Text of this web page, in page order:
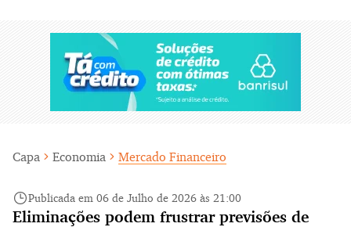
Capa Economia Mercado Financeiro
Publicada em 06 de Julho de 2026 às 21:00
Eliminações podem frustrar previsões de